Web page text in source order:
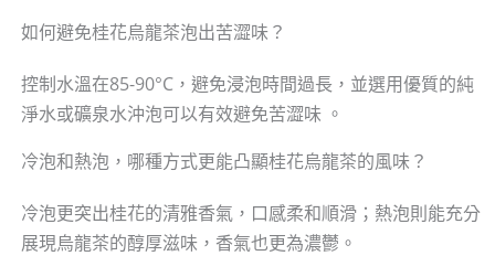
如何避免桂花烏龍茶泡出苦澀味？
控制水溫在85-90°C，避免浸泡時間過長，並選用優質的純
淨水或礦泉水沖泡可以有效避免苦澀味 。
冷泡和熱泡，哪種方式更能凸顯桂花烏龍茶的風味？
冷泡更突出桂花的清雅香氣，口感柔和順滑；熱泡則能充分
展現烏龍茶的醇厚滋味，香氣也更為濃鬱。